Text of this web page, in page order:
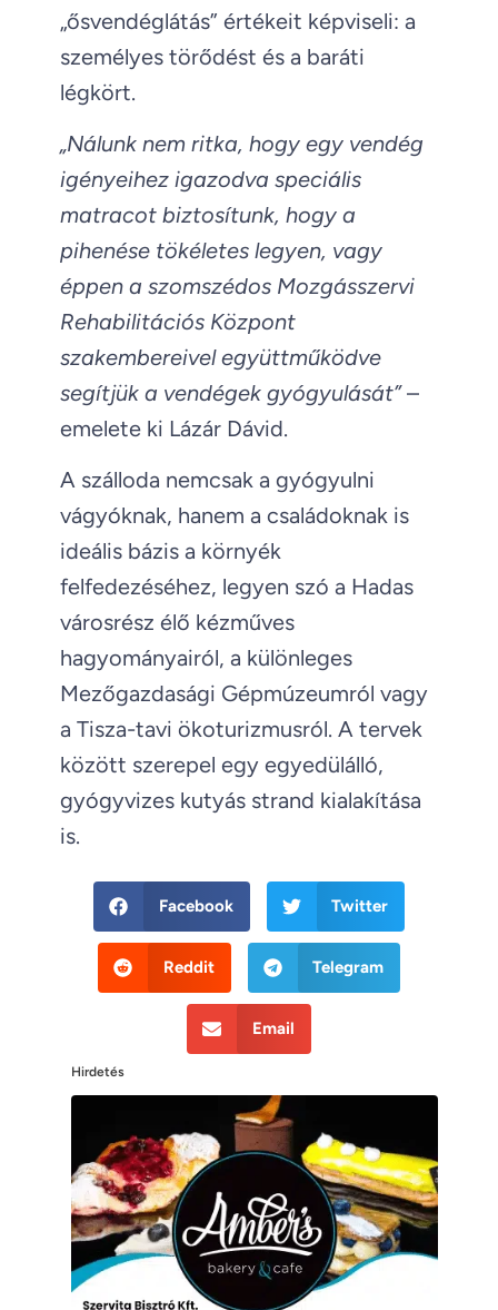
„ősvendéglátás” értékeit képviseli: a
személyes törődést és a baráti
légkört.
„Nálunk nem ritka, hogy egy vendég
igényeihez igazodva speciális
matracot biztosítunk, hogy a
pihenése tökéletes legyen, vagy
éppen a szomszédos Mozgásszervi
Rehabilitációs Központ
szakembereivel együttműködve
segítjük a vendégek gyógyulását”–
emelete ki Lázár Dávid.
A szálloda nemcsak a gyógyulni
vágyóknak, hanem a családoknak is
ideális bázis a környék
felfedezéséhez, legyen szó a Hadas
városrész élő kézműves
hagyományairól, a különleges
Mezőgazdasági Gépmúzeumról vagy
a Tisza-tavi ökoturizmusról. A tervek
között szerepel egy egyedülálló,
gyógyvizes kutyás strand kialakítása
is.
Facebook Twitter
Reddit Telegram
Email
Hirdetés